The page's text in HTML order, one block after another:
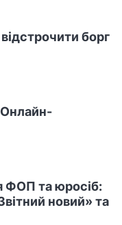
борг
ФОП та юросіб:
новий» та